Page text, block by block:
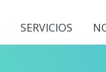
SERVICIOS